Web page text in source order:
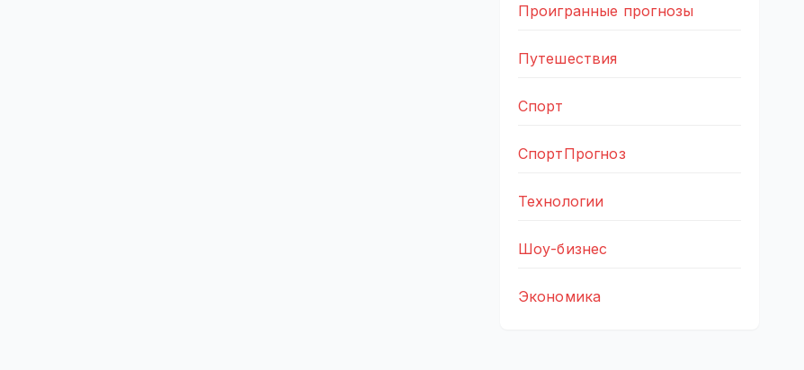
Проигранные прогнозы
Путешествия
Спорт
СпортПрогноз
Технологии
Шоу-бизнес
Экономика